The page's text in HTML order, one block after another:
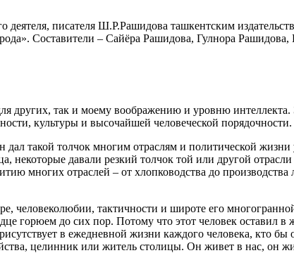
деятеля, писателя Ш.Р.Рашидова ташкентским
Составители – Сайёра Рашидова, Гулнора
других, так и моему воображению и уровню интеллекта.
культуры и высочайшей человеческой порядочности.
такой толчок многим отраслям и политической жизни
давали резкий толчок той или другой
многих отраслей – от хлопководства до
человеколюбии, тактичности и широте его
горюем до сих пор. Потому что этот человек оставил в
в ежедневной жизни каждого человека, кто
целинник или житель столицы. Он живет в нас, он